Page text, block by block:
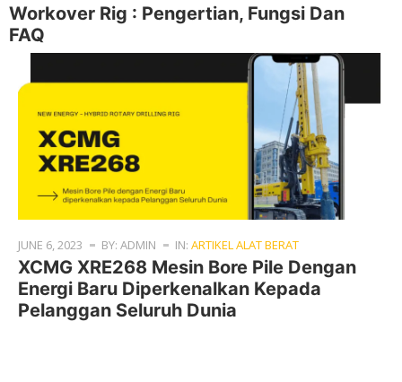
Workover Rig : Pengertian, Fungsi Dan
FAQ
JUNE 6, 2023 BY: ADMIN IN: ARTIKEL ALAT BERAT
XCMG XRE268 Mesin Bore Pile Dengan
Energi Baru Diperkenalkan Kepada
Pelanggan Seluruh Dunia